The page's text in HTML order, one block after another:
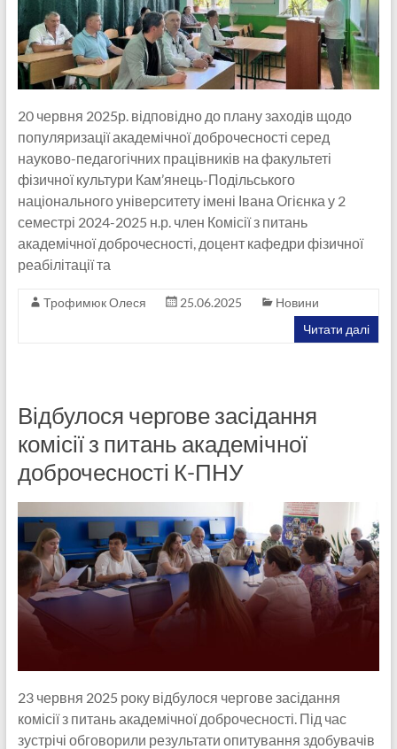
20 червня 2025р. відповідно до плану заходів щодо
популяризації академічної доброчесності серед
науково-педагогічних працівників на факультеті
фізичної культури Кам’янець-Подільського
національного університету імені Івана Огієнка у 2
семестрі 2024-2025 н.р. член Комісії з питань
академічної доброчесності, доцент кафедри фізичної
реабілітації та
Трофимюк Олеся 25.06.2025
Новини
Читати далі
Відбулося чергове засідання
комісії з питань академічної
доброчесності К-ПНУ
23 червня 2025 року відбулося чергове засідання
комісії з питань академічної доброчесності. Під час
зустрічі обговорили результати опитування здобувачів